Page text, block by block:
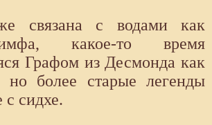
связана с водами как
какое-то время
Графом из Десмонда как
но более старые легенды
с сидхе.